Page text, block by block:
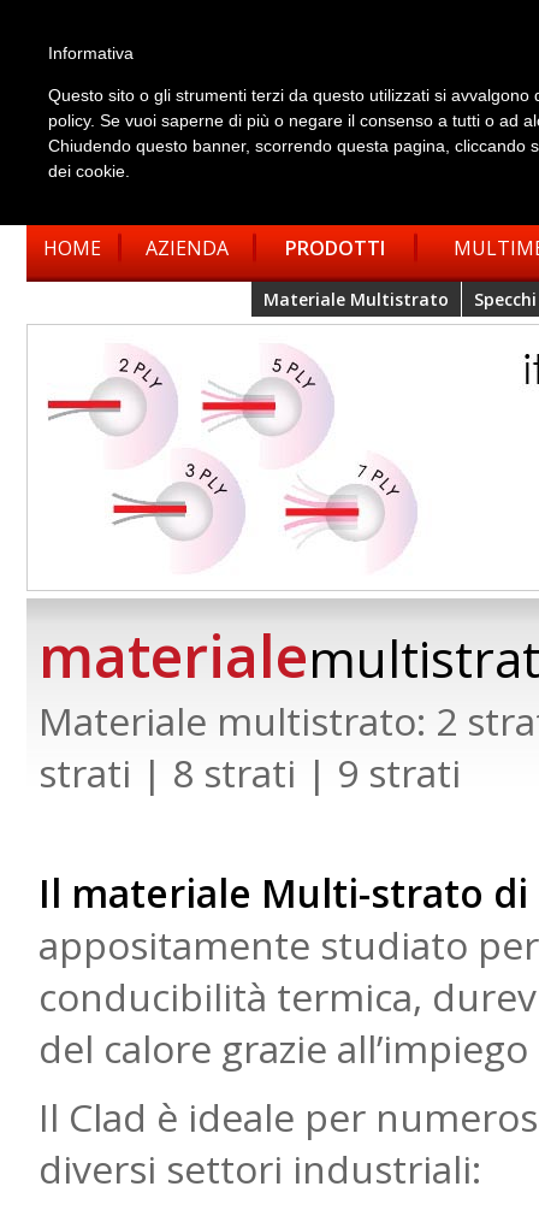
HOME AZIENDA PRODOTTI
Materiale Multistrato
materiale
Materiale multistrato: 2
strati | 8 strati | 9 strati
Il materiale Multi-strato di
appositamente studiato
conducibilità termica,
del calore grazie
Il Clad è ideale per
diversi settori industriali:
Informativa
Questo sito o gli strumenti terzi da questo utilizzati si
policy. Se vuoi saperne di più o negare il consenso a tutti o ad
Chiudendo questo banner, scorrendo questa pagina, cliccando
dei cookie.